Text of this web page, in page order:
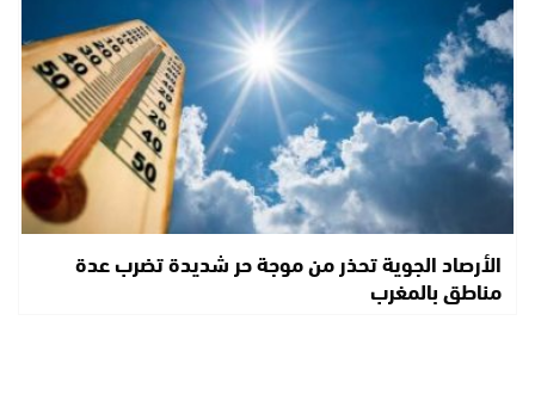
الأرصاد الجوية تحذر من موجة حر شديدة تضرب عدة
مناطق بالمغرب